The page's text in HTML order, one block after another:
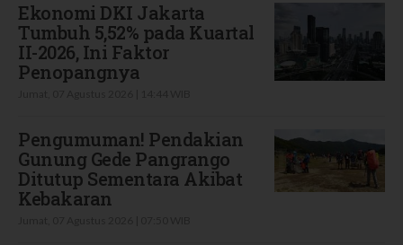
Ekonomi DKI Jakarta
Tumbuh 5,52% pada Kuartal
II-2026, Ini Faktor
Penopangnya
Pengumuman! Pendakian
Gunung Gede Pangrango
Ditutup Sementara Akibat
Kebakaran